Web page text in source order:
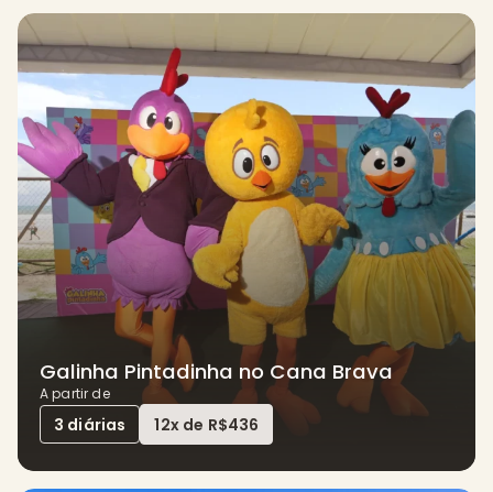
Galinha Pintadinha no Cana Brava
A partir de
3 diárias 12x de R$436